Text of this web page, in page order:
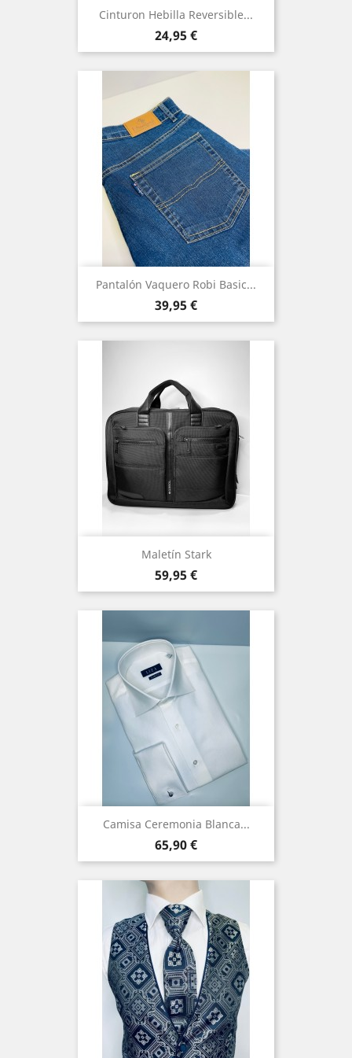
Cinturon Hebilla Reversible...
Precio
24,95 €
Pantalón Vaquero Robi Basic...
Precio
39,95 €
Maletín Stark
Precio
59,95 €
Camisa Ceremonia Blanca...
Precio
65,90 €